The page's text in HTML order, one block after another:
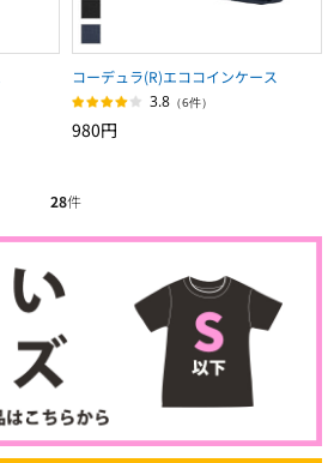
コーデュラ(R)エココインケース
3.8 （6件）
980円
28件